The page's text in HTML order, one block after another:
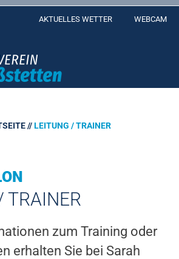
AKTUELLES WETTER WEBCAM
//LEITUNG / TRAINER
TRAINER
zum Training oder
erhalten Sie bei Sarah